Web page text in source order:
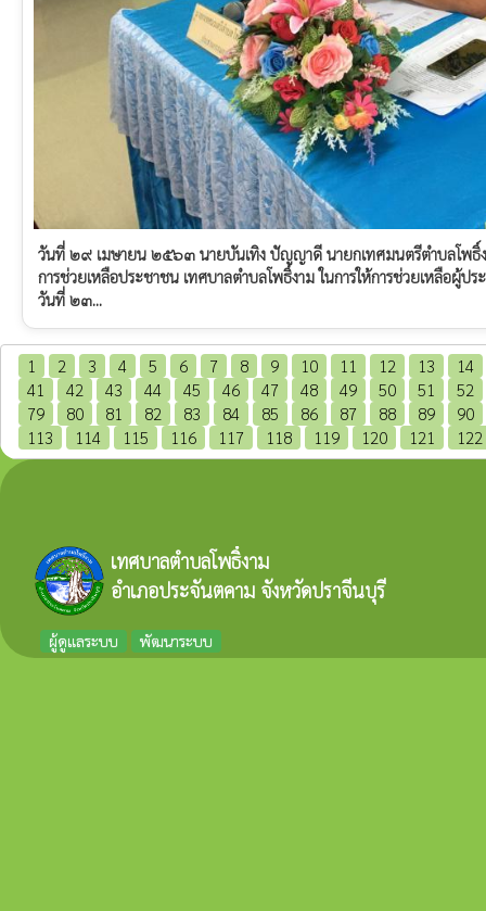
วันที่ ๒๙ เมษายน ๒๕๖๓ นายบันเทิง ปัญญาดี นายกเทศมนตรีตำบลโพธิ์ง
การช่วยเหลือประชาชน เทศบาลตำบลโพธิ์งาม ในการให้การช่วยเหลือผู้ป
วันที่ ๒๓...
1 2 3 4 5 6 7 8 9 10 11 12 13
14
41
42 43 44 45 46 47 48 49 50 51
52
79
80 81 82 83 84 85 86 87 88 89
90
113
114 115 116 117 118 119 120 121 122
เทศบาลตำบลโพธิ์งาม
อำเภอประจันตคาม จังหวัดปราจีนบุรี
ผู้ดูแลระบบ พัฒนาระบบ